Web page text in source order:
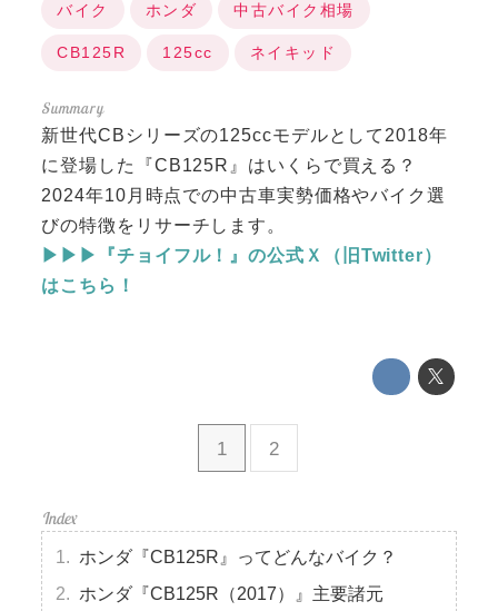
バイク ホンダ 中古バイク相場
CB125R 125cc ネイキッド
新世代CBシリーズの125ccモデルとして2018年
に登場した『CB125R』はいくらで買える？
2024年10月時点での中古車実勢価格やバイク選
びの特徴をリサーチします。
▶▶▶『チョイフル！』の公式Ｘ（旧Twitter）
はこちら！
1 2
ホンダ『CB125R』ってどんなバイク？
ホンダ『CB125R（2017）』主要諸元